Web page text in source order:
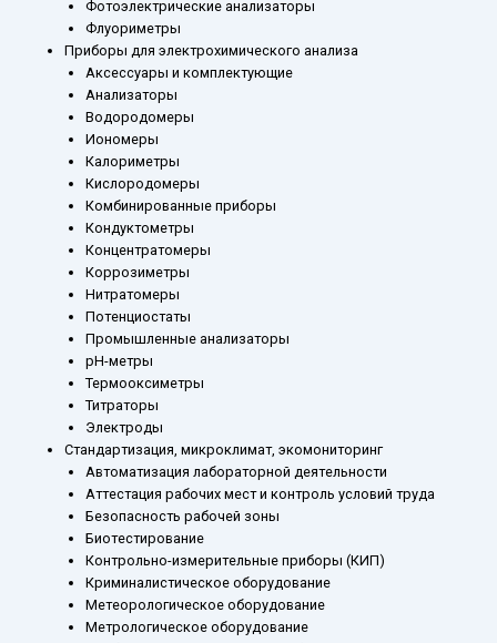
Фотоэлектрические анализаторы
Флуориметры
Приборы для электрохимического анализа
Аксессуары и комплектующие
Анализаторы
Водородомеры
Иономеры
Калориметры
Кислородомеры
Комбинированные приборы
Кондуктометры
Концентратомеры
Коррозиметры
Нитратомеры
Потенциостаты
Промышленные анализаторы
рН-метры
Термооксиметры
Титраторы
Электроды
Стандартизация, микроклимат, экомониторинг
Автоматизация лабораторной деятельности
Аттестация рабочих мест и контроль условий труда
Безопасность рабочей зоны
Биотестирование
Контрольно-измерительные приборы (КИП)
Криминалистическое оборудование
Метеорологическое оборудование
Метрологическое оборудование